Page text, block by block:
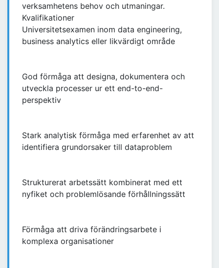
verksamhetens behov och utmaningar.
Kvalifikationer
Universitetsexamen inom data engineering,
business analytics eller likvärdigt område
God förmåga att designa, dokumentera och
utveckla processer ur ett end-to-end-
perspektiv
Stark analytisk förmåga med erfarenhet av att
identifiera grundorsaker till dataproblem
Strukturerat arbetssätt kombinerat med ett
nyfiket och problemlösande förhållningssätt
Förmåga att driva förändringsarbete i
komplexa organisationer